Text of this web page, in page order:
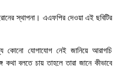
স্থাপনা। এএফপির দেওয়া এই ছবিটির
কোনো যোগাযোগ নেই জানিয়ে আরাগচি
কথা বলতে চায় তাহলে তারা জানে কীভাবে